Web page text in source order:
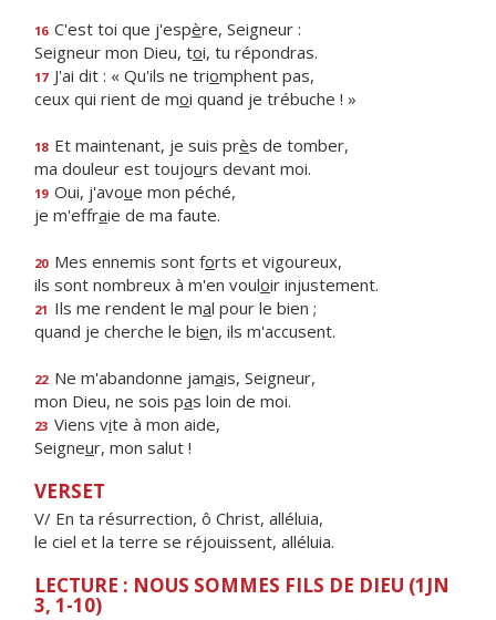
16 C'est toi que j'espère, Seigneur :
Seigneur mon Dieu, toi, tu répondras.
17 J'ai dit : « Qu'ils ne triomphent pas,
ceux qui rient de moi quand je trébuche ! »
18 Et maintenant, je suis près de tomber,
ma douleur est toujours devant moi.
19 Oui, j'avoue mon péché,
je m'effraie de ma faute.
20 Mes ennemis sont forts et vigoureux,
ils sont nombreux à m'en vouloir injustement.
21 Ils me rendent le mal pour le bien ;
quand je cherche le bien, ils m'accusent.
22 Ne m'abandonne jamais, Seigneur,
mon Dieu, ne sois pas loin de moi.
23 Viens vite à mon aide,
Seigneur, mon salut !
VERSET
V/ En ta résurrection, ô Christ, alléluia,
le ciel et la terre se réjouissent, alléluia.
LECTURE : NOUS SOMMES FILS DE DIEU (1JN
3, 1-10)